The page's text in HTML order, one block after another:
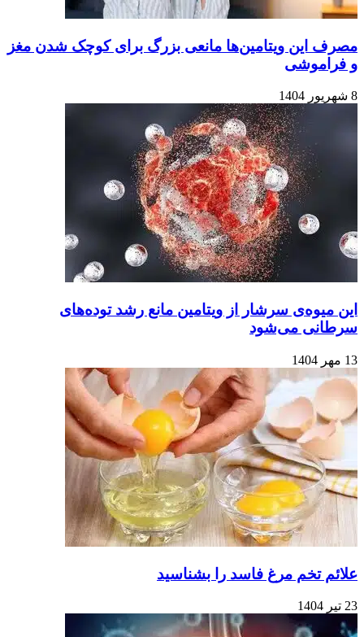
مصرف این ویتامین‌ها مانعی بزرگ برای کوچک شدن مغز
و فراموشی
8 شهریور 1404
این میوه‌ی سرشار از ویتامین مانع رشد توده‌های
سرطانی می‌شود
13 مهر 1404
علائم تخم‌ مرغ فاسد را بشناسید
23 تیر 1404